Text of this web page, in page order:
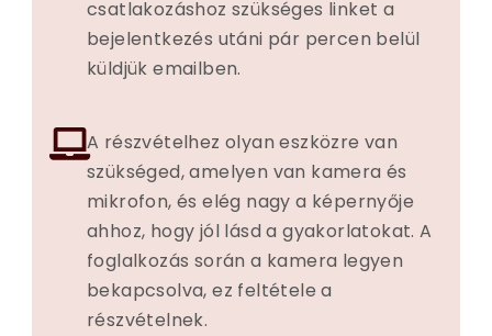
csatlakozáshoz szükséges linket a
bejelentkezés utáni pár percen belül
küldjük emailben.
A részvételhez olyan eszközre van
szükséged, amelyen van kamera és
mikrofon, és elég nagy a képernyője
ahhoz, hogy jól lásd a gyakorlatokat. A
foglalkozás során a kamera legyen
bekapcsolva, ez feltétele a
részvételnek.